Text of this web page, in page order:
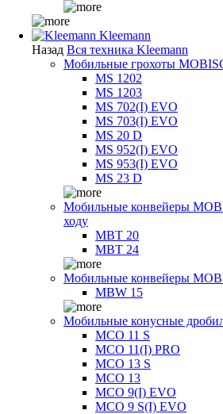
Kleemann
Назад Вся техника Kleemann
Мобильные грохоты
MS 1202
MS 1203
MS 702(I) EVO
MS 703(I) EVO
MS 20 D
MS 952(I) EVO
MS 953(I) EVO
MS 23 D
Мобильные конвейеры
ходу
MBT 20
MBT 24
Мобильные конвейеры
MBW 15
Мобильные конусные
MCO 11 S
MCO 11(I) PRO
MCO 13 S
MCO 13
MCO 9(I) EVO
MCO 9 S(I) EVO